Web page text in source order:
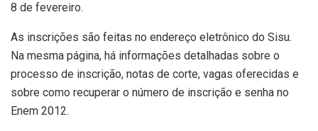
8 de fevereiro.
As inscrições são feitas no endereço eletrônico do Sisu.
Na mesma página, há informações detalhadas sobre o
processo de inscrição, notas de corte, vagas oferecidas e
sobre como recuperar o número de inscrição e senha no
Enem 2012.